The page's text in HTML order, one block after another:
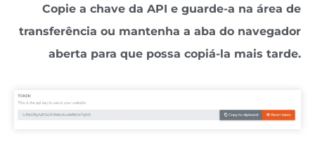
Copie a chave da API e guarde-a na área de
transferência ou mantenha a aba do navegador
aberta para que possa copiá-la mais tarde.